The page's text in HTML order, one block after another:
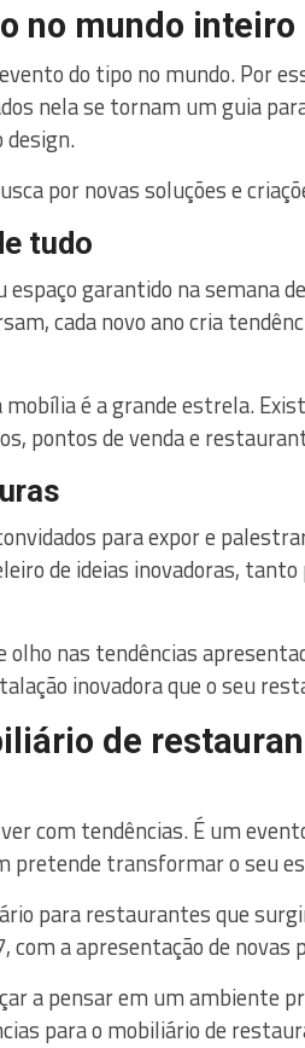
no mundo inteiro
do tipo no mundo. Por
nela se tornam um guia
por novas soluções e
tudo
garantido na semana
cada novo ano cria
mobília é a grande estrela.
pontos de venda e
para expor e
de ideias inovadoras,
nas tendências
inovadora que o seu
de
com tendências. É um
transformar o seu
para restaurantes que
com a apresentação de
a pensar em um ambiente
para o mobiliário de